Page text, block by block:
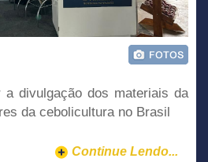
divulgação dos materiais da
da cebolicultura no Brasil
Continue Lendo...